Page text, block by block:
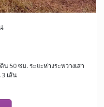
น 50 ซม. ระยะห่างระหว่างเสา
เส้น